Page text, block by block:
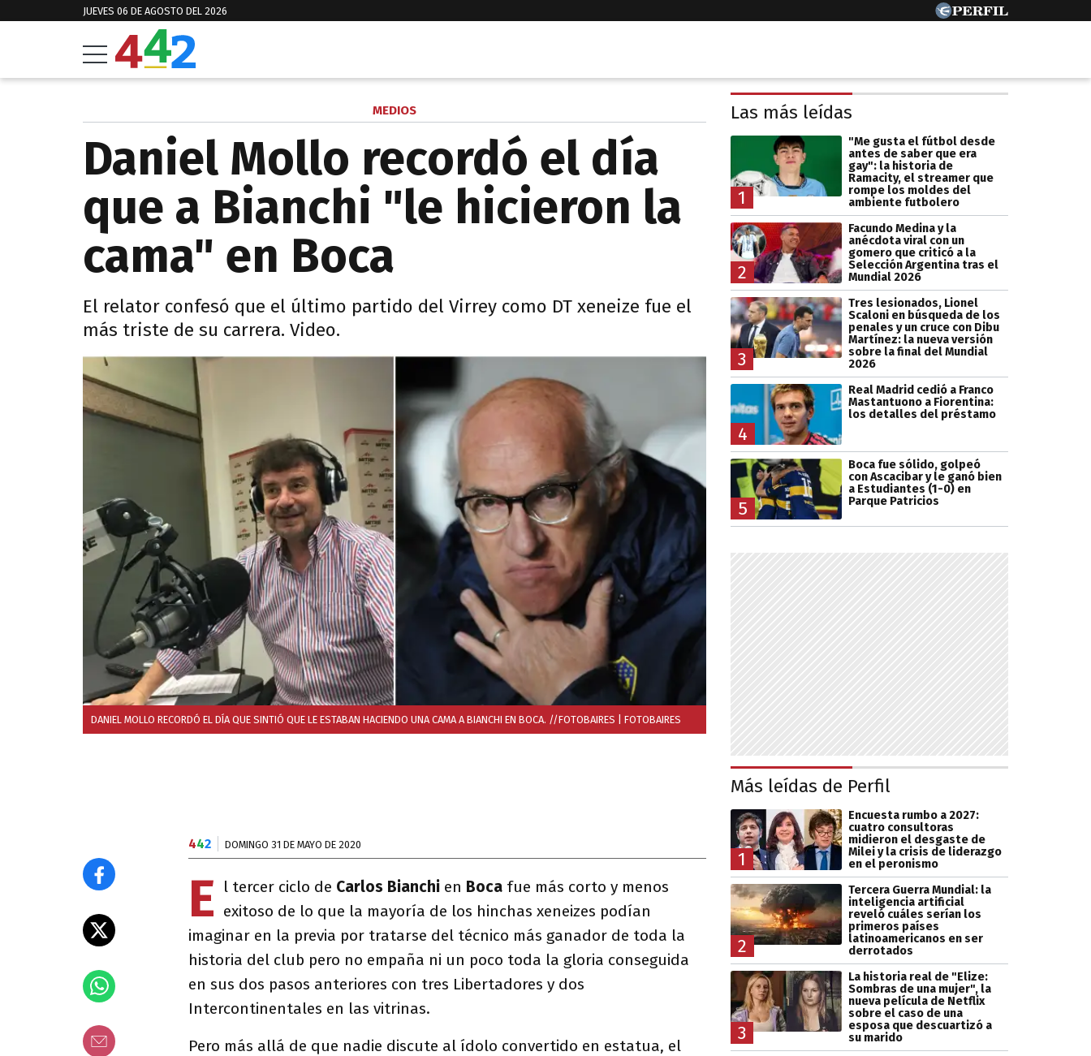
JUEVES 06 DE AGOSTO DEL 2026
MEDIOS
Daniel Mollo recordó el día
que a Bianchi "le hicieron la
cama" en Boca
El relator confesó que el último partido del Virrey como DT xeneize fue el
más triste de su carrera. Video.
DANIEL MOLLO RECORDÓ EL DÍA QUE SINTIÓ QUE LE ESTABAN HACIENDO UNA CAMA A BIANCHI EN BOCA. //FOTOBAIRES | FOTOBAIRES
442 DOMINGO 31 DE MAYO DE 2020
E l tercer ciclo de Carlos Bianchi en Boca fue más corto y menos
exitoso de lo que la mayoría de los hinchas xeneizes podían
imaginar en la previa por tratarse del técnico más ganador de toda la
historia del club pero no empaña ni un poco toda la gloria conseguida
en sus dos pasos anteriores con tres Libertadores y dos
Intercontinentales en las vitrinas.
Pero más allá de que nadie discute al ídolo convertido en estatua, el
Las más leídas
1
"Me gusta el fútbol desde
antes de saber que era
gay": la historia de
Ramacity, el streamer que
rompe los moldes del
ambiente futbolero
2
Facundo Medina y la
anécdota viral con un
gomero que criticó a la
Selección Argentina tras el
Mundial 2026
3
Tres lesionados, Lionel
Scaloni en búsqueda de los
penales y un cruce con Dibu
Martínez: la nueva versión
sobre la final del Mundial
2026
4
Real Madrid cedió a Franco
Mastantuono a Fiorentina:
los detalles del préstamo
5
Boca fue sólido, golpeó
con Ascacibar y le ganó bien
a Estudiantes (1-0) en
Parque Patricios
Más leídas de Perfil
1
Encuesta rumbo a 2027:
cuatro consultoras
midieron el desgaste de
Milei y la crisis de liderazgo
en el peronismo
2
Tercera Guerra Mundial: la
inteligencia artificial
reveló cuáles serían los
primeros países
latinoamericanos en ser
derrotados
3
La historia real de "Elize:
Sombras de una mujer", la
nueva película de Netflix
sobre el caso de una
esposa que descuartizó a
su marido